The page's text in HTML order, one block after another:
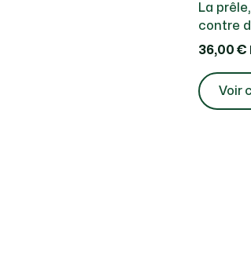
La
contre
36,00 €
Voir